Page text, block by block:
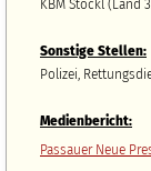
KBM Stöckl (Land
Sonstige Stellen:
Polizei,
Medienbericht:
Passauer Neue